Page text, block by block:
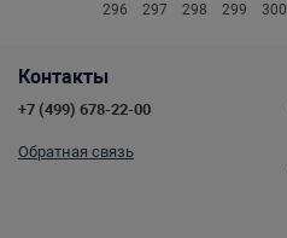
296 297 298 299 300
Контакты
+7 (499) 678-22-00
Обратная связь